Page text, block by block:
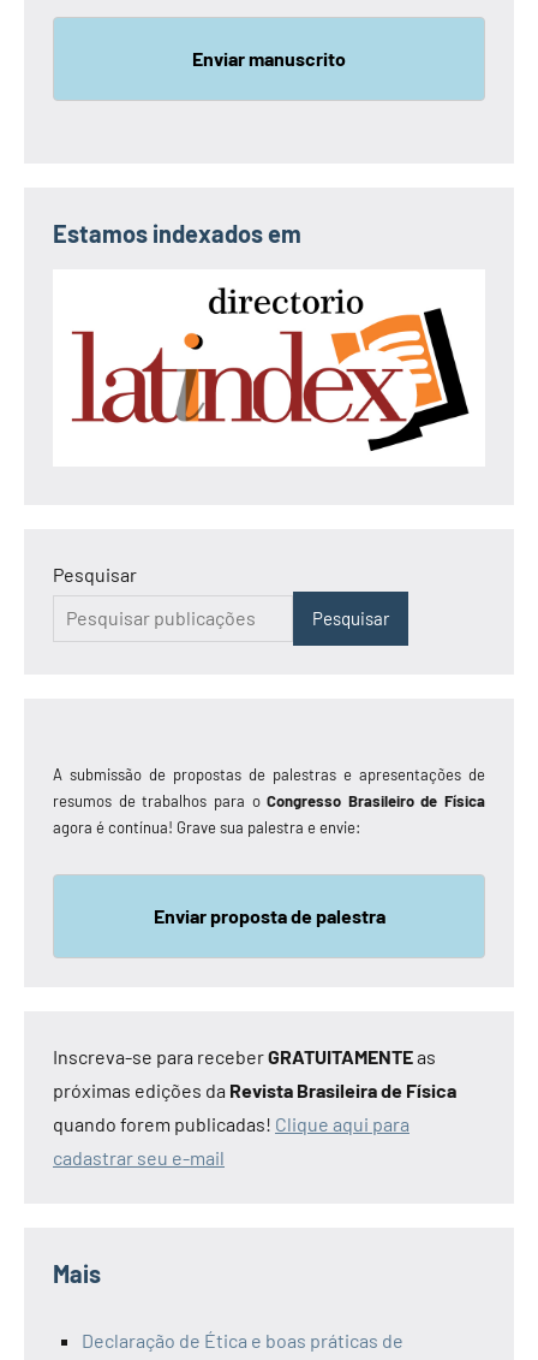
Enviar manuscrito
Estamos indexados em
Pesquisar
Pesquisar
A submissão de propostas de palestras e apresentações de
resumos de trabalhos para oCongresso Brasileiro de Física
agora é contínua! Grave sua palestra e envie:
Enviar proposta de palestra
Inscreva-se para receberGRATUITAMENTEas
próximas edições da Revista Brasileira de Física
quando forem publicadas! Clique aqui para
cadastrar seu e-mail
Mais
Declaração de Ética e boas práticas de